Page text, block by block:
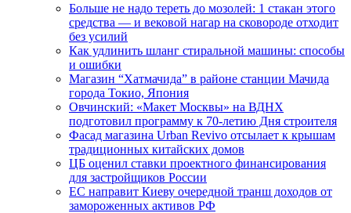
Больше не надо тереть до мозолей: 1 стакан этого
средства — и вековой нагар на сковороде отходит
без усилий
Как удлинить шланг стиральной машины: способы
и ошибки
Магазин “Хатмачида” в районе станции Мачида
города Токио, Япония
Овчинский: «Макет Москвы» на ВДНХ
подготовил программу к 70-летию Дня строителя
Фасад магазина Urban Revivo отсылает к крышам
традиционных китайских домов
ЦБ оценил ставки проектного финансирования
для застройщиков России
ЕС направит Киеву очередной транш доходов от
замороженных активов РФ